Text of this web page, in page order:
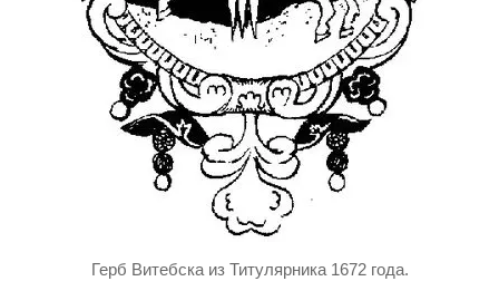
Герб Витебска из Титулярника 1672 года.